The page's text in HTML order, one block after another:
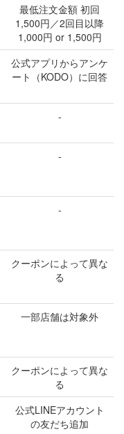
最低注文金額 初回
1,500円／2回目以降
1,000円 or 1,500円
公式アプリからアンケ
ート（KODO）に回答
-
-
-
クーポンによって異な
る
一部店舗は対象外
クーポンによって異な
る
公式LINEアカウント
の友だち追加